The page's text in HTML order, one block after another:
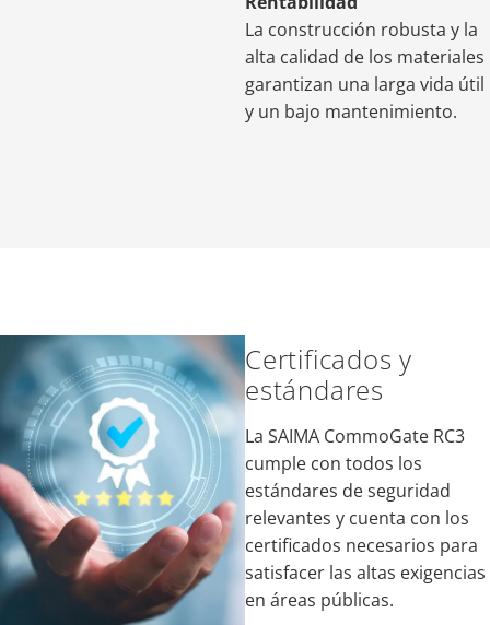
La construcción robusta y la
alta calidad de los materiales
garantizan una larga vida útil
y un bajo mantenimiento.
Certificados y
estándares
La SAIMA CommoGate RC3
cumple con todos los
estándares de seguridad
relevantes y cuenta con los
certificados necesarios para
satisfacer las altas exigencias
en áreas públicas.